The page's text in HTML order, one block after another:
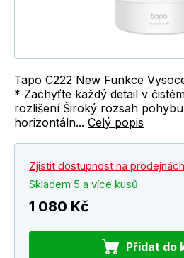
Tapo C222 New Funkce
* Zachyťte každý detail v
rozlišení Široký rozsah
horizontáln... Celý popis
Zjistit dostupnost na prodejnách
Skladem 5 a více kusů
1 080 Kč
Přidat do